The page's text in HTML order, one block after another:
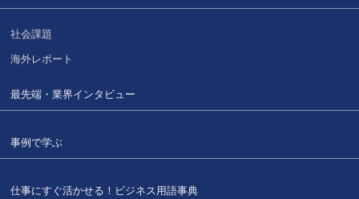
社会課題
海外レポート
最先端・業界インタビュー
事例で学ぶ
仕事にすぐ活かせる！ ビジネス用語事典